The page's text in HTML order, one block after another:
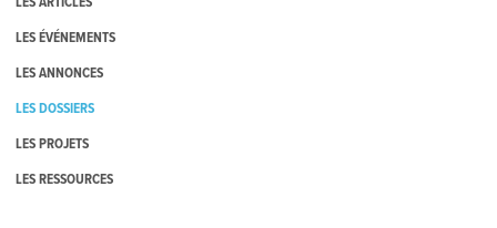
LES ÉVÉNEMENTS
LES ANNONCES
LES DOSSIERS
LES PROJETS
LES RESSOURCES